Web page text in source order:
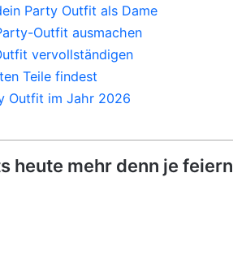
Party Outfit als Dame
Outfit ausmachen
vervollständigen
Teile findest
Outfit im Jahr 2026
heute mehr denn je feiern